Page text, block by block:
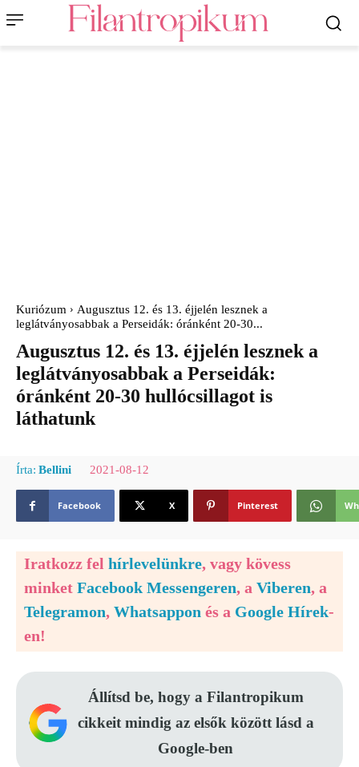
Kuriózum
Augusztus 12. és 13. éjjelén lesznek a
leglátványosabbak a Perseidák: óránként 20-30...
Augusztus 12. és 13. éjjelén lesznek a
leglátványosabbak a Perseidák:
óránként 20-30 hullócsillagot is
láthatunk
Írta: Bellini 2021-08-12
Facebook X Pinterest
Iratkozz fel hírlevelünkre, vagy kövess
minket Facebook Messengeren, a Viberen, a
Telegramon, Whatsappon és a Google Hírek-
en!
Állítsd be, hogy a Filantropikum
cikkeit mindig az elsők között lásd a
Google-ben